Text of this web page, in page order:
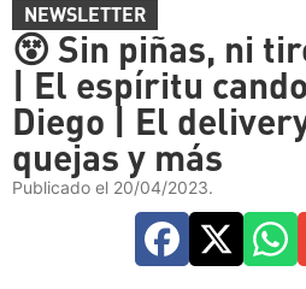
NEWSLETTER
😵 Sin piñas, ni
| El espíritu
Diego | El
quejas y más
Publicado el 20/04/2023.